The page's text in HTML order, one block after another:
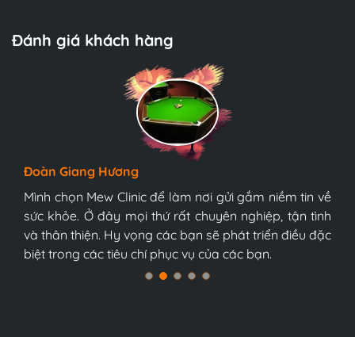
Đánh giá khách hàng
Đội ngũ bác sĩ tại Mew Clinic rất chuyên nghiệp và
tận tình. Chúc Mew Clinic phát triển mạnh mẽ hơn
nữa và sớm trở thành trung tâm y tế tốt nhất Việt
Nam, tôi tin chắc điều đó.
Đoàn Giang Hương
Mình chọn Mew Clinic để làm nơi gửi gắm niềm tin về
sức khỏe. Ở đây mọi thứ rất chuyên nghiệp, tận tình
và thân thiện. Hy vọng các bạn sẽ phát triển điều đặc
biệt trong các tiêu chí phục vụ của các bạn.
Ngọc Anh
Mình chọn Mew Clinic để làm nơi gửi gắm niềm tin về
sức khỏe. Ở đây mọi thứ rất chuyên nghiệp, tận tình
và thân thiện. Hy vọng các bạn sẽ phát triển điều đặc
biệt trong các tiêu chí phục vụ của các bạn.
bàn bi-a tonardo s5 9017
bàn bi-a tonardo s5 9017năm 2021